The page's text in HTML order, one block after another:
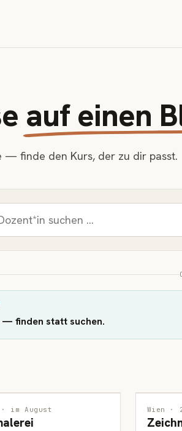
auf einen
— finde den Kurs, der zu dir passt.
finden statt suchen.
im August Wien ·